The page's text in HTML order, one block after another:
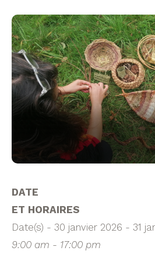
DATE
ET HORAIRES
Date(s) - 30 janvier 2026 - 31
9:00 am - 17:00 pm